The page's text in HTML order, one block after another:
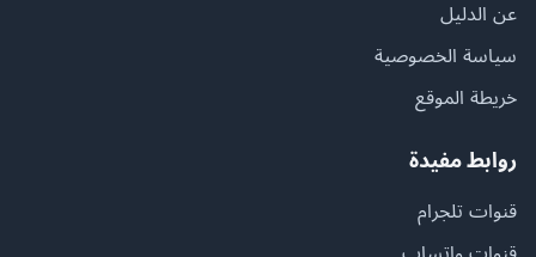
عن الدليل
سياسة الخصوصية
خريطة الموقع
روابط مفيدة
قنوات تلجرام